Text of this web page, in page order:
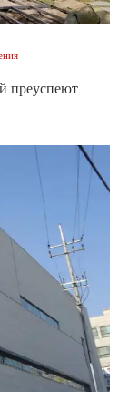
преуспеют